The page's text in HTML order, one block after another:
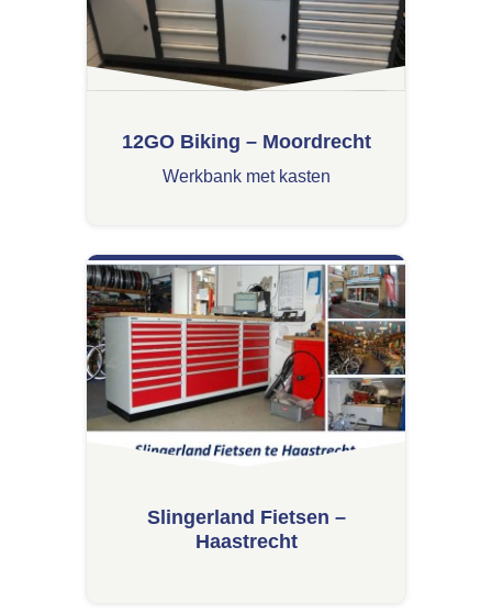
12GO Biking – Moordrecht
Werkbank met kasten
Slingerland Fietsen –
Haastrecht